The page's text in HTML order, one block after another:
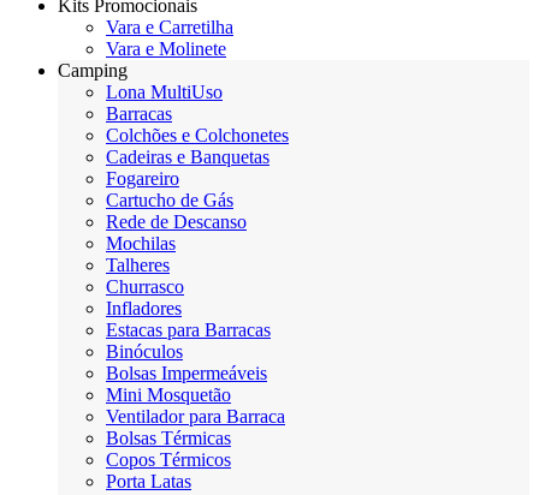
Kits Promocionais
Vara e Carretilha
Vara e Molinete
Camping
Lona MultiUso
Barracas
Colchões e Colchonetes
Cadeiras e Banquetas
Fogareiro
Cartucho de Gás
Rede de Descanso
Mochilas
Talheres
Churrasco
Infladores
Estacas para Barracas
Binóculos
Bolsas Impermeáveis
Mini Mosquetão
Ventilador para Barraca
Bolsas Térmicas
Copos Térmicos
Porta Latas